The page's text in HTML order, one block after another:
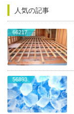
人気の記事
66217
56893